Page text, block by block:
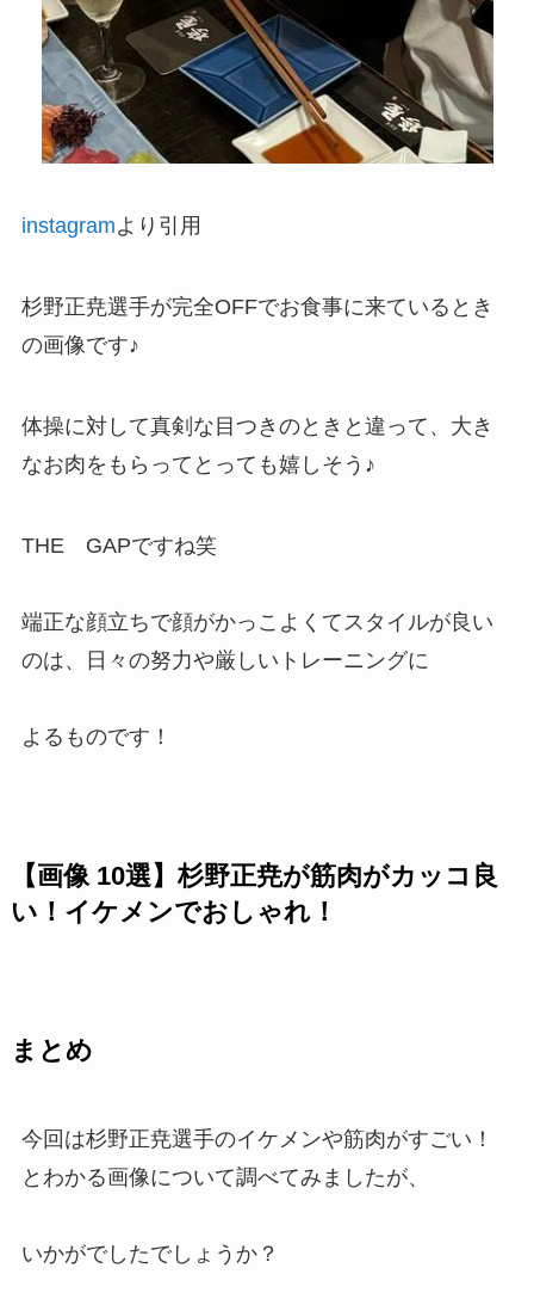
instagramより引用
杉野正尭選手が完全OFFでお食事に来ているとき
の画像です♪
体操に対して真剣な目つきのときと違って、大き
なお肉をもらってとっても嬉しそう♪
THE GAPですね笑
端正な顔立ちで顔がかっこよくてスタイルが良い
のは、日々の努力や厳しいトレーニングに
よるものです！
【画像 10選】杉野正尭が筋肉がカッコ良
い！イケメンでおしゃれ！
まとめ
今回は杉野正尭選手のイケメンや筋肉がすごい！
とわかる画像について調べてみましたが、
いかがでしたでしょうか？